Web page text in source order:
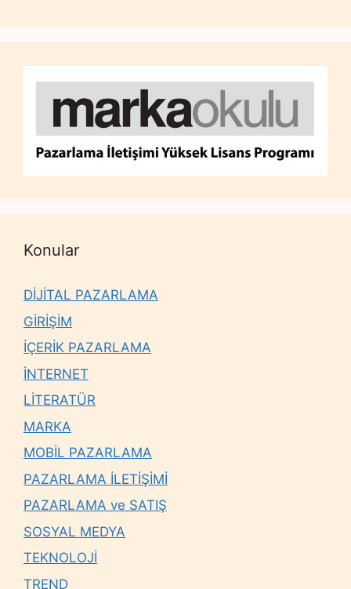
Konular
DİJİTAL PAZARLAMA
GİRİŞİM
İÇERİK PAZARLAMA
İNTERNET
LİTERATÜR
MARKA
MOBİL PAZARLAMA
PAZARLAMA İLETİŞİMİ
PAZARLAMA ve SATIŞ
SOSYAL MEDYA
TEKNOLOJİ
TREND